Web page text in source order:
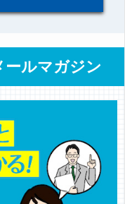
ールマガジン